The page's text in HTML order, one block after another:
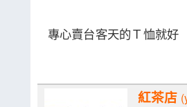
專心賣台客天的Ｔ恤就好
紅茶店